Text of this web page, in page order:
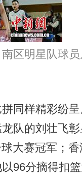
区明星队球员
同样精彩纷呈
队的刘壮飞彰
大赛冠军；香
96分摘得扣